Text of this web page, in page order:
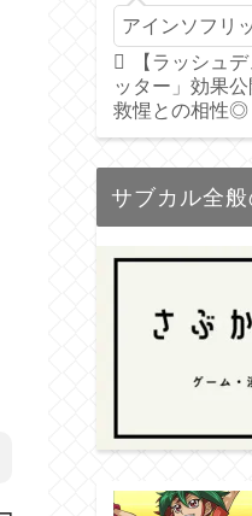
アインソフリ
【ラッシュ
ッター」効果
救惺との相性◎
サブカル全